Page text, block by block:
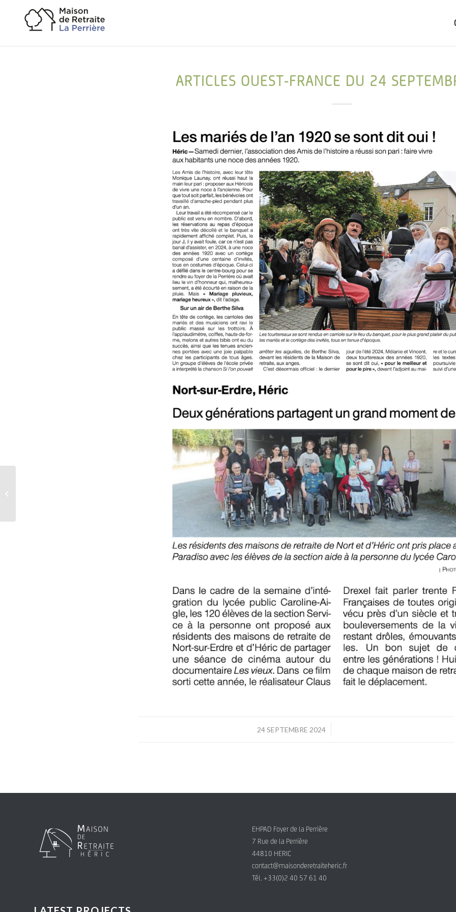
ARTICLES OUEST-FRANCE DU 24
24 SEPTEMBRE 2024
/
EHPAD Foyer de la Perrière
7 Rue de la Perrière
44810 HERIC
contact@maisonderetraiteheric.fr
Tél. +33(0)2 40 57 61 40